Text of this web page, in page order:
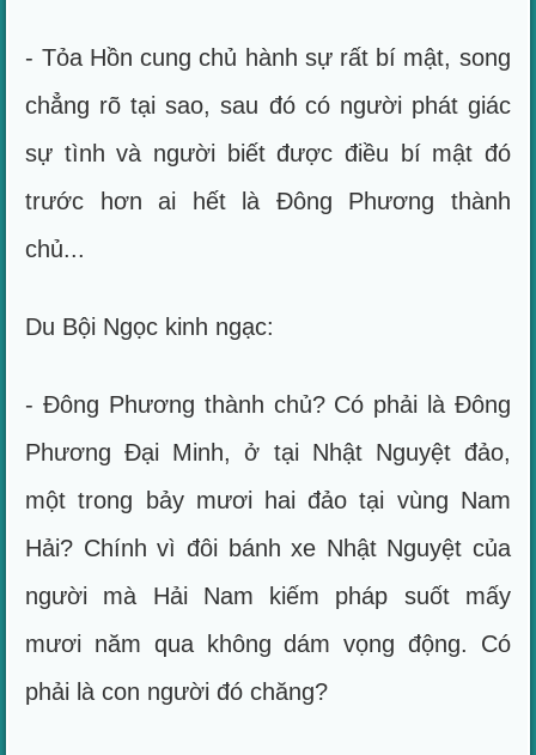
- Tỏa Hồn cung chủ hành sự rất bí mật, song
chẳng rõ tại sao, sau đó có người phát giác
sự tình và người biết được điều bí mật đó
trước hơn ai hết là Đông Phương thành
chủ...
Du Bội Ngọc kinh ngạc:
- Đông Phương thành chủ? Có phải là Đông
Phương Đại Minh, ở tại Nhật Nguyệt đảo,
một trong bảy mươi hai đảo tại vùng Nam
Hải? Chính vì đôi bánh xe Nhật Nguyệt của
người mà Hải Nam kiếm pháp suốt mấy
mươi năm qua không dám vọng động. Có
phải là con người đó chăng?